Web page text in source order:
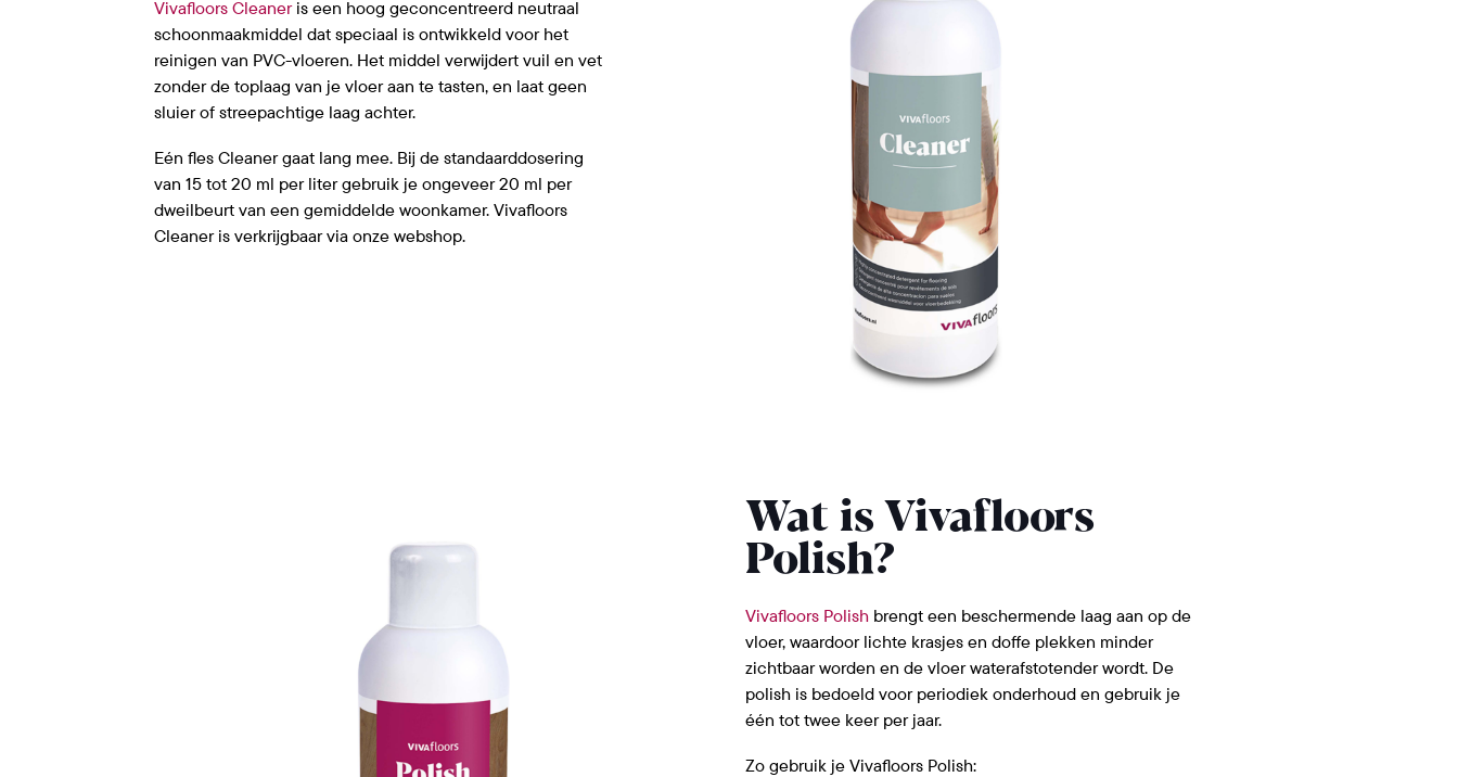
Vivafloors Cleaneris een hoog geconcentreerd neutraal
schoonmaakmiddel dat speciaal is ontwikkeld voor het
reinigen van PVC-vloeren. Het middel verwijdert vuil en vet
zonder de toplaag van je vloer aan te tasten, en laat geen
sluier of streepachtige laag achter.
Eén fles Cleaner gaat lang mee. Bij de standaarddosering
van 15 tot 20 ml per liter gebruik je ongeveer 20 ml per
dweilbeurt van een gemiddelde woonkamer. Vivafloors
Cleaner is verkrijgbaar via onze webshop.
Wat is Vivafloors
Polish?
Vivafloors Polish brengt een beschermende laag aan op de
vloer, waardoor lichte krasjes en doffe plekken minder
zichtbaar worden en de vloer waterafstotender wordt. De
polish is bedoeld voor periodiek onderhoud en gebruik je
één tot twee keer per jaar.
Zo gebruik je Vivafloors Polish: